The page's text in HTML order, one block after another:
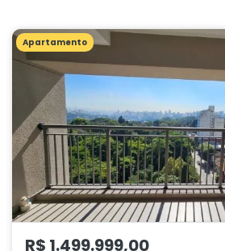
Apartamento
R$ 1.499.999,00